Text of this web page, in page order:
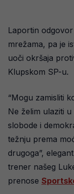
Laportin
mrežama, pa je
uoči okršaja
Klupskom SP-u.
“Mogu zamisliti
Ne želim ulaziti u
slobode i
težnju prema
drugoga”,
trener našeg
prenose